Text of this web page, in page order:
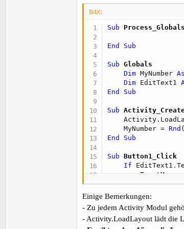
B4X:
Sub Process_Globals
End Sub
Sub Globals
Dim MyNumber As
Dim EditText1
End
Sub
Sub
    MyNumber =
Rnd (
End
Sub
Sub Button1_Click
If
Else If
Else
End If
Einige Bemerkungen:
- Zu jedem Activity Modul
- Activity.LoadLayout lädt die